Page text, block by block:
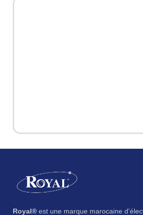
Royal® est une marque marocaine